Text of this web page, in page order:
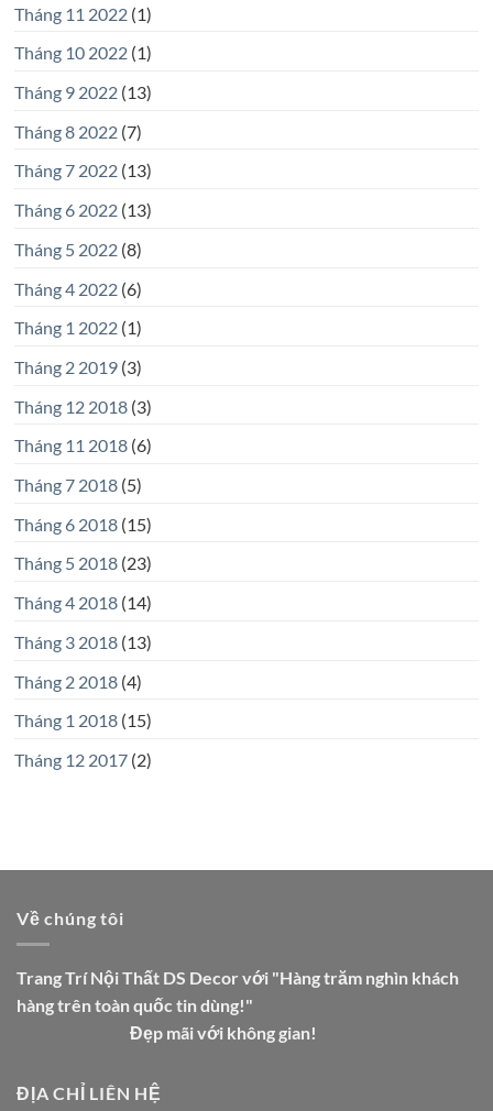
Tháng 11 2022(1)
Tháng 10 2022(1)
Tháng 9 2022(13)
Tháng 8 2022(7)
Tháng 7 2022(13)
Tháng 6 2022(13)
Tháng 5 2022(8)
Tháng 4 2022(6)
Tháng 1 2022(1)
Tháng 2 2019(3)
Tháng 12 2018(3)
Tháng 11 2018(6)
Tháng 7 2018(5)
Tháng 6 2018(15)
Tháng 5 2018(23)
Tháng 4 2018(14)
Tháng 3 2018(13)
Tháng 2 2018(4)
Tháng 1 2018(15)
Tháng 12 2017(2)
Về chúng tôi
Trang Trí Nội Thất DS Decor với "Hàng trăm nghìn khách
hàng trên toàn quốc tin dùng!"
Đẹp mãi với không gian!
ĐỊA CHỈ LIÊN HỆ